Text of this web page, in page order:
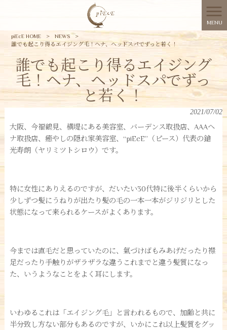
MENU
piEcE HOME > NEWS
>
誰でも起こり得るエイジング毛！ヘナ、ヘッドスパでずっと若く！
誰でも起こり得るエイジング
毛！ヘナ、ヘッドスパでずっ
と若く！
2021/07/02
大阪、今福鶴見、横堤にある美容室、バーデンス取扱店、AAAヘ
ナ取扱店、癒やしの隠れ家美容室、“piEcE”（ピース）代表の鎗
光寿朗（ヤリミツトシロウ）です。
特に女性にありえるのですが、だいたい30代特に後半くらいから
少しずつ髪にうねりが出たり髪の毛の一本一本がジリジリとした
状態になって来られるケースがよくあります。
今までは直毛だと思っていたのに、氣づけばもみあげだったり襟
足だったり手触りがザラザラな違うこれまでと違う髪質になっ
た、いうようなことをよく耳にします。
いわゆるこれは「エイジング毛」と言われるもので、加齢と共に
半分致し方ない部分もあるのですが、いかにこれ以上髪質をグッ